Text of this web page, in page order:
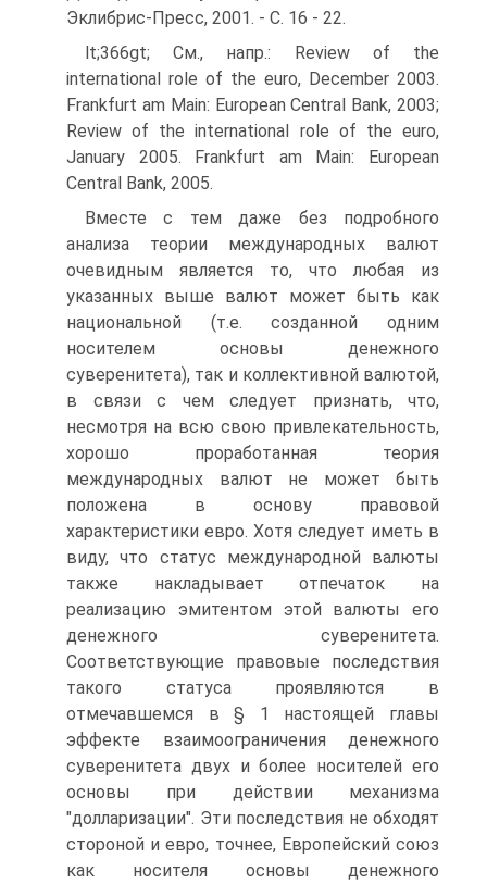
Эклибрис-Пресс, 2001. - С. 16 - 22.
lt;366gt; См., напр.: Review of the
international role of the euro, December 2003.
Frankfurt am Main: European Central Bank, 2003;
Review of the international role of the euro,
January 2005. Frankfurt am Main: European
Central Bank, 2005.
Вместе с тем даже без подробного
анализа теории международных валют
очевидным является то, что любая из
указанных выше валют может быть как
национальной (т.е. созданной одним
носителем основы денежного
суверенитета), так и коллективной валютой,
в связи с чем следует признать, что,
несмотря на всю свою привлекательность,
хорошо проработанная теория
международных валют не может быть
положена в основу правовой
характеристики евро. Хотя следует иметь в
виду, что статус международной валюты
также накладывает отпечаток на
реализацию эмитентом этой валюты его
денежного суверенитета.
Соответствующие правовые последствия
такого статуса проявляются в
отмечавшемся в § 1 настоящей главы
эффекте взаимоограничения денежного
суверенитета двух и более носителей его
основы при действии механизма
"долларизации". Эти последствия не обходят
стороной и евро, точнее, Европейский союз
как носителя основы денежного